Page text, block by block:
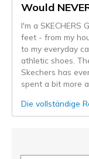
Would
I'm a SKECHERS
feet - from my
to my everyday
athletic shoes.
Skechers has
spent a bit more a
Die vollständige